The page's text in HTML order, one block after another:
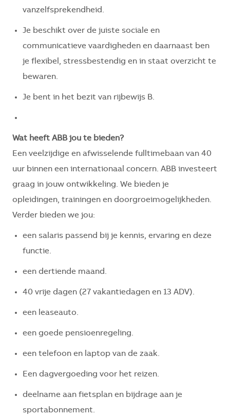
vanzelfsprekendheid.
Je beschikt over de juiste sociale en
communicatieve vaardigheden en daarnaast ben
je flexibel, stressbestendig en in staat overzicht te
bewaren.
Je bent in het bezit van rijbewijs B.
Wat heeft ABB jou te bieden?
Een veelzijdige en afwisselende fulltimebaan van 40
uur binnen een internationaal concern. ABB investeert
graag in jouw ontwikkeling. We bieden je
opleidingen, trainingen en doorgroeimogelijkheden.
Verder bieden we jou:
een salaris passend bij je kennis, ervaring en deze
functie.
een dertiende maand.
40 vrije dagen (27 vakantiedagen en 13 ADV).
een leaseauto.
een goede pensioenregeling.
een telefoon en laptop van de zaak.
Een dagvergoeding voor het reizen.
deelname aan fietsplan en bijdrage aan je
sportabonnement.